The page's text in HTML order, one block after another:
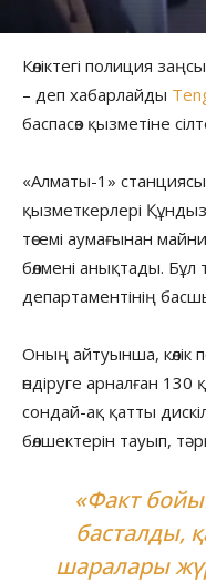
Көліктегі полиция
– деп хабарлайды
баспасөз қызметіне
«Алматы-1»
қызметкерлері
төсемі аумағынан
бөлмені анықтады. Бұл
департаментінің
Оның айтуынша, көлік
өндіруге арналған
сондай-ақ қатты
бөлшектерін тауып,
«Факт
басталды,
шаралары